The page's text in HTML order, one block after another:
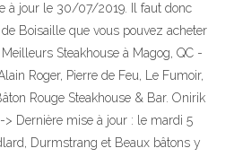
à jour le 30/07/2019. Il faut donc
Boisaille que vous pouvez acheter
Steakhouse à Magog, QC -
Roger, Pierre de Feu, Le Fumoir,
Rouge Steakhouse & Bar. Onirik
Dernière mise à jour : le mardi 5
Durmstrang et Beaux bâtons y